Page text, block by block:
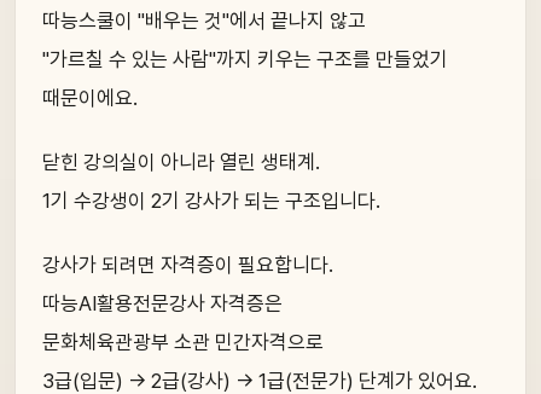
따능스쿨이 "배우는 것"에서 끝나지 않고
"가르칠 수 있는 사람"까지 키우는 구조를 만들었기
때문이에요.
닫힌 강의실이 아니라 열린 생태계.
1기 수강생이 2기 강사가 되는 구조입니다.
강사가 되려면 자격증이 필요합니다.
따능AI활용전문강사 자격증은
문화체육관광부 소관 민간자격으로
3급(입문) → 2급(강사) → 1급(전문가) 단계가 있어요.